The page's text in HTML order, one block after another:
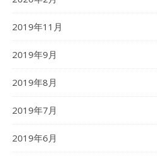
2019年11月
2019年9月
2019年8月
2019年7月
2019年6月